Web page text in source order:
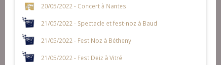
20/05/2022 - Concert à Nantes
21/05/2022 - Spectacle et fest-noz à Baud
21/05/2022 - Fest Noz à Bétheny
21/05/2022 - Fest Deiz à Vitré